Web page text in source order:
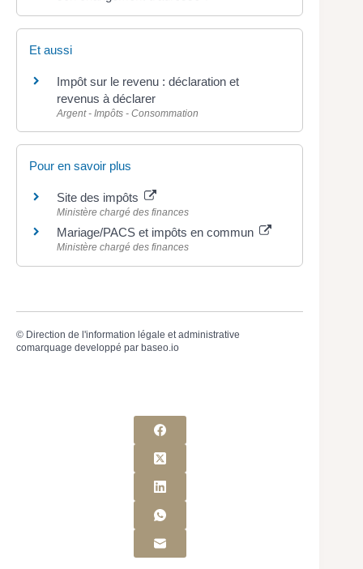
Et aussi
Impôt sur le revenu : déclaration et
revenus à déclarer
Argent - Impôts - Consommation
Pour en savoir plus
Site des impôts
Ministère chargé des finances
Mariage/PACS et impôts en commun
Ministère chargé des finances
© Direction de l'information légale et administrative
comarquage developpé par baseo.io